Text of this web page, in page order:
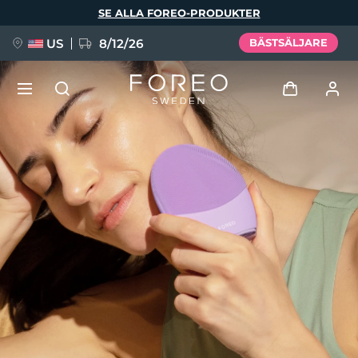
SE ALLA FOREO-PRODUKTER
US 8/12/26 BÄSTSÄLJARE
Användarprofil
Mina enheter
Mina beställningar
Mina adresser
Mina prenumerationer
NYHET
FAQ™ Pure Beauty-Tech Elixir
BREAKING NEWS
issa™ Teeth Whitening Set
Språk
English Deutsch
Español
Français
Italiano
Português
Svenska
Русский
Türkçe
简体中文 繁體中文